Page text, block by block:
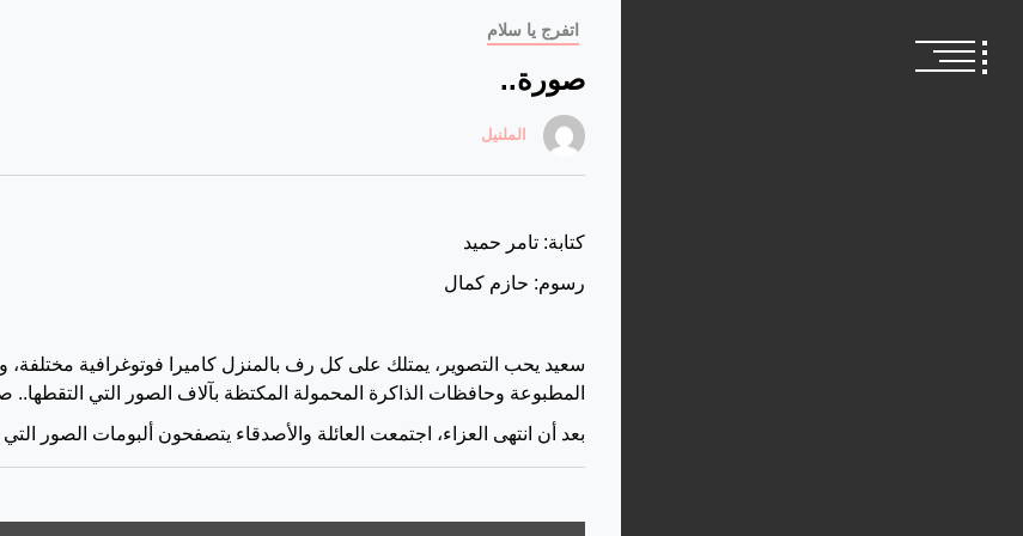
اتفرج يا سلام
صورة..
الملنيل
كتابة: تامر حميد
رسوم: حازم كمال
سعيد يحب التصوير، يمتلك على كل رف بالمنزل كاميرا فوتوغرافية مختلفة،
المطبوعة وحافظات الذاكرة المحمولة المكتظة بآلاف الصور التي
بعد أن انتهى العزاء، اجتمعت العائلة والأصدقاء يتصفحون ألبومات الصور